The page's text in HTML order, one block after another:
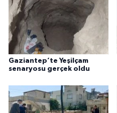
Gaziantep’te Yeşilçam
senaryosu gerçek oldu